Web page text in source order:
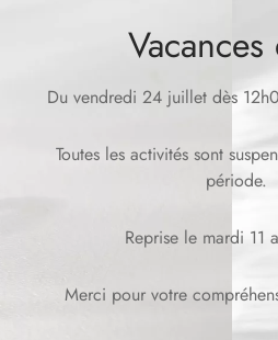
Du vendredi 24 juillet dès
Toutes les activités sont
période.
Reprise le mardi 11
Merci pour votre